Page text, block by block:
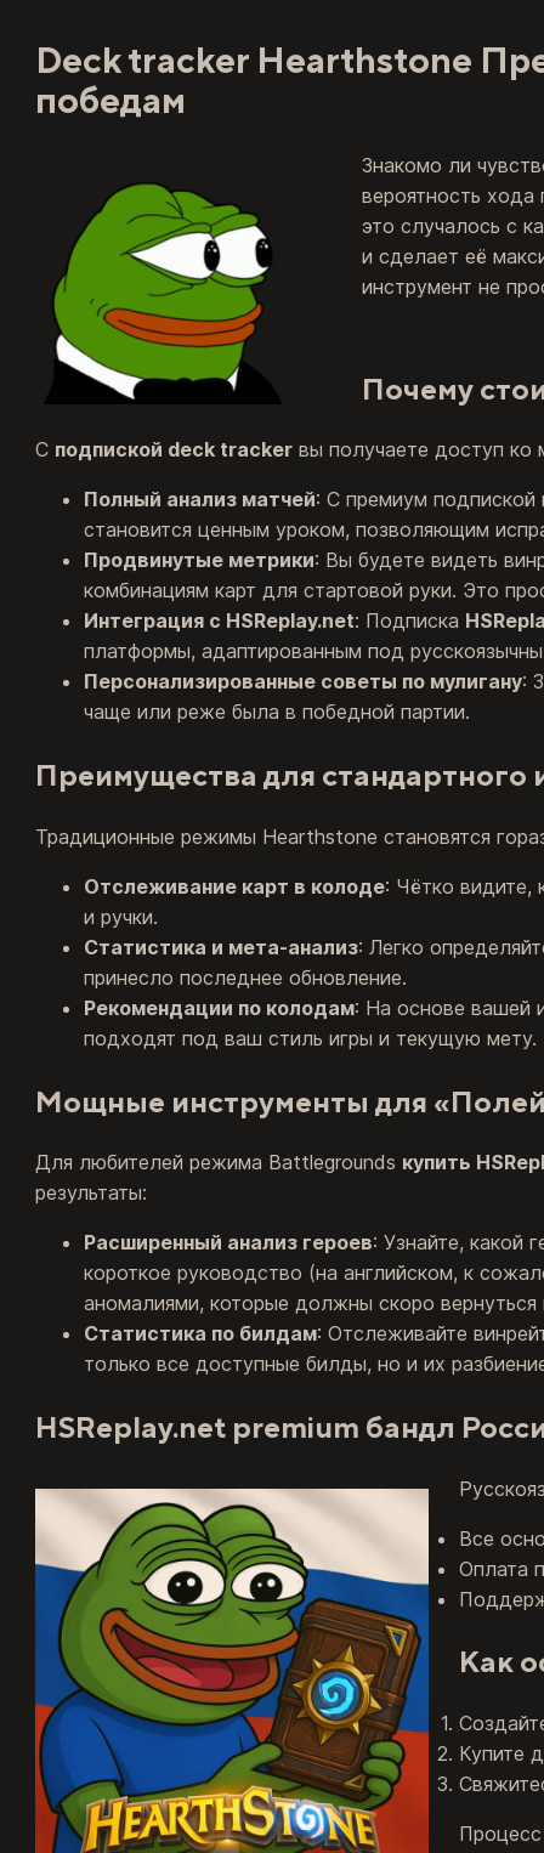
Deck tracker Hearthstone
победам
Знакомо ли
вероятность
это случалось с
и сделает её
инструмент не
Почему
С подпиской deck tracker вы получаете доступ ко
Полный анализ матчей: С премиум подпиской
становится ценным уроком, позволяющим
Продвинутые метрики: Вы будете видеть
комбинациям карт для стартовой руки. Это
Интеграция с HSReplay.net: Подписка
платформы, адаптированным под
Персонализированные советы по мулигану:
чаще или реже была в победной партии.
Преимущества для
Традиционные режимы Hearthstone становятся
Отслеживание карт в колоде: Чётко видите,
и ручки.
Статистика и мета-анализ: Легко
принесло последнее обновление.
Рекомендации по колодам: На основе вашей
подходят под ваш стиль игры и текущую мету.
Мощные инструменты для
Для любителей режима Battlegrounds купить
результаты:
Расширенный анализ героев: Узнайте, какой
короткое руководство (на английском, к
аномалиями, которые должны скоро вернуться
Статистика по билдам: Отслеживайте
только все доступные билды, но и их
HSReplay.net premium бандл
Все
Оплата
Как
Купите